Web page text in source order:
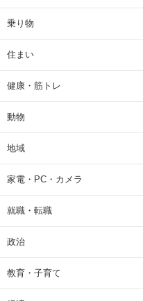
乗り物
住まい
健康・筋トレ
動物
地域
家電・PC・カメラ
就職・転職
政治
教育・子育て